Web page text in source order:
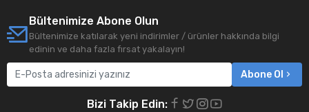
Bültenimize Abone Olun
Bültenimize katılarak yeni indirimler / ürünler hakkında bilgi
edinin ve daha fazla fırsat yakalayın!
Abone Ol
Bizi Takip Edin: